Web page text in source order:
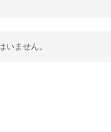
いません。